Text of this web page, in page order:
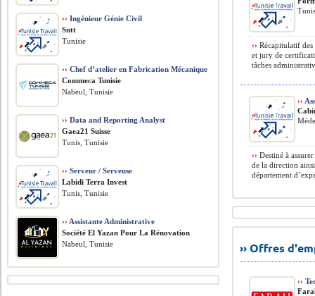
›› Récapitulatif
et jury de
tâches
››
›› Destiné à
de la direction
département
›› Offres
››
›› Ingénieur Génie Civil
Sntt
Tunisie
›› Chef d’atelier en Fabrication Mécanique
Commeca Tunisie
Nabeul, Tunisie
›› Data and Reporting Analyst
Gaea21 Suisse
Tunis, Tunisie
›› Serveur / Serveuse
Labidi Terra Invest
Tunis, Tunisie
›› Assistante Administrative
Société El Yazan Pour La Rénovation
Nabeul, Tunisie